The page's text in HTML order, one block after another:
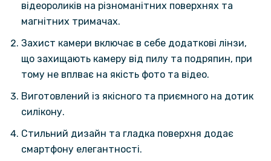
169 грн
199 грн
Чохол - накладка Polished Carbon для Xiaomi Redmi Note 13 4G
239 грн
299 грн
Гідрогелева плівка iNobi Matte для Xiaomi Redmi Note 13 4G​,
239 грн
відеороликів на різноманітних поверхнях та
магнітних тримачах.
Захист камери включає в себе додаткові лінзи,
що захищають камеру від пилу та подряпин, при
тому не вплває на якість фото та відео.
Виготовлений із якісного та приємного на дотик
силікону.
Стильний дизайн та гладка поверхня додає
смартфону елегантності.